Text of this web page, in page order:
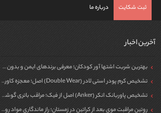
ثبت شکایت درباره ما
آخرین اخبار
بهترین شربت اشتها آور کودکان؛ معرفی برندهای ایمن و بدون سیپروهپتادین
تشخیص کرم پودر استی لادر (Double Wear) اصل؛ معجزه کاور برای پوست
تشخیص پاوربانک انکر (Anker) اصل از فیک؛ مراقب باتری گوشی خود باشید!
روتین مراقبت موی بعد از کراتین در زمستان؛ راز ماندگاری مواد روی مو